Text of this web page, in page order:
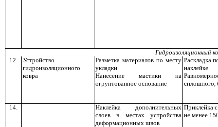
Гидроизоляционный
12.
Устройство
гидроизоляционного
ковра
Разметка материалов по месту
укладки
Нанесение мастики на
огрунтованное основание
Раскладка
наклейке
сплошного,
14.
Наклейка дополнительных
слоев в местах устройства
деформационных швов
Приклейка
не менее